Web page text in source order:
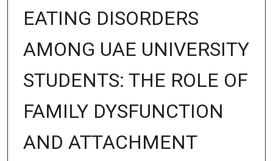
EATING DISORDERS
AMONG UAE UNIVERSITY
STUDENTS: THE ROLE OF
FAMILY DYSFUNCTION
AND ATTACHMENT